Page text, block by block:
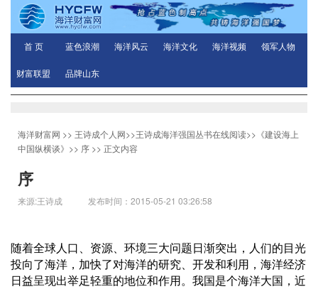
首 页 蓝色浪潮 海洋风云 海洋文化 海洋视频 领军人物
财富联盟 品牌山东
海洋财富网 >> 王诗成个人网>>王诗成海洋强国丛书在线阅读>> 《建设海上
中国纵横谈》 >> 序 >> 正文内容
序
来源:王诗成 发布时间：2015-05-21 03:26:58
随着全球人口、资源、环境三大问题日渐突出，人们的目光
投向了海洋，加快了对海洋的研究、开发和利用，海洋经济
日益呈现出举足轻重的地位和作用。我国是个海洋大国，近